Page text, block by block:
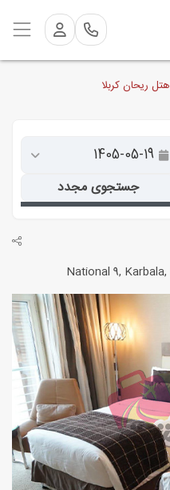
ریحان کربلا
National 9,
جستجوی مجدد